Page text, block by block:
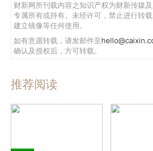
财新网所刊载内容之知识产权为财新传媒
专属所有或持有。未经许可，禁止进行转
建立镜像等任何使用。
如有意愿转载，请发邮件至
确认及授权后，方可转载。
推荐阅读